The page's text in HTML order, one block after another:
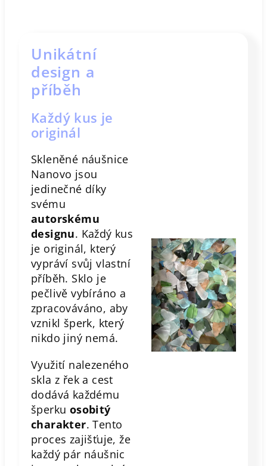
Unikátní
design a
příběh
Každý kus je
originál
Skleněné náušnice
Nanovo jsou
jedinečné díky
svému
autorskému
designu. Každý kus
je originál, který
vypráví svůj vlastní
příběh. Sklo je
pečlivě vybíráno a
zpracováváno, aby
vznikl šperk, který
nikdo jiný nemá.
Využití nalezeného
skla z řek a cest
dodává každému
šperku osobitý
charakter. Tento
proces zajišťuje, že
každý pár náušnic